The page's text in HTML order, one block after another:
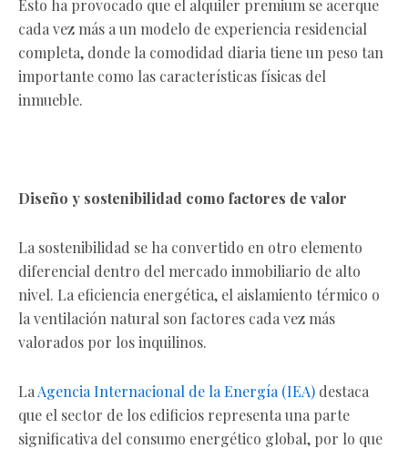
Esto ha provocado que el alquiler premium se acerque
cada vez más a un modelo de experiencia residencial
completa, donde la comodidad diaria tiene un peso tan
importante como las características físicas del
inmueble.
Diseño y sostenibilidad como factores de valor
La sostenibilidad se ha convertido en otro elemento
diferencial dentro del mercado inmobiliario de alto
nivel. La eficiencia energética, el aislamiento térmico o
la ventilación natural son factores cada vez más
valorados por los inquilinos.
La Agencia Internacional de la Energía (IEA) destaca
que el sector de los edificios representa una parte
significativa del consumo energético global, por lo que